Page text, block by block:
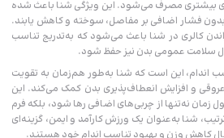
بیشتری مصرف می‌شود. این ویژگی شنا باعث شده
فشار اضافی بر مفاصل، سوخته و کاهش یابند.
کالری در شنا باعث می‌شود که به‌تدریج تناسب‌
سلامت عمومی بدن نیز حفظ شود.
اندام، این است که شنا به‌طور هم‌زمان به تقویت
و افزایش انعطاف‌پذیری بدن کمک می‌کند. این
نه‌تنها از چربی‌های اضافی رها شود، بلکه فرم
شنا به‌عنوان یک ورزش کارآمد و ایمن، گزینه‌ای